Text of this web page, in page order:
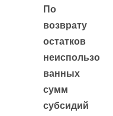
По
возврату
остатков
неиспользо
ванных
сумм
субсидий